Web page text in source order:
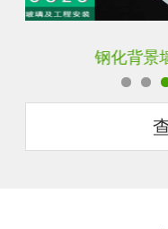
钢化背景墙烤漆玻